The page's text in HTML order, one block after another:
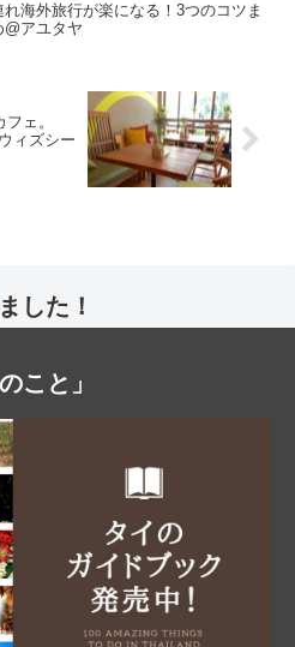
れ海外旅行が楽になる！3つのコツま
@アユタヤ
ェ。
ィズシー
した！
こと」